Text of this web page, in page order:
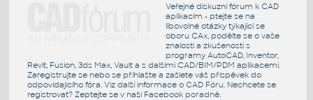
Veřejné diskuzní fórum k CAD
aplikacím - ptejte se na
libovolné otázky týkající se
oboru CAx, podělte se o vaše
znalosti a zkušenosti s
programy AutoCAD, Inventor,
Revit, Fusion, 3ds Max, Vault a s dalšími CAD/BIM/PDM aplikacemi.
Zaregistrujte se nebo se přihlašte a zašlete váš příspěvek do
odpovídajícího fóra. Viz další informace o CAD Fóru. Nechcete se
registrovat? Zeptejte se v naší Facebook poradně.